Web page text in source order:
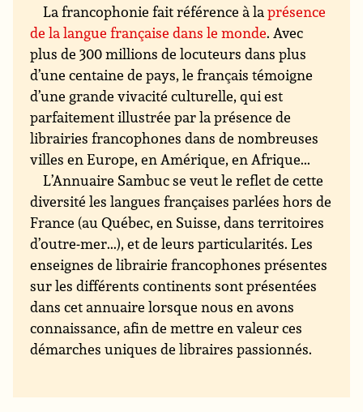
La francophonie fait référence à laprésence
de la langue française dans le monde. Avec
plus de 300 millions de locuteurs dans plus
d’une centaine de pays, le français témoigne
d’une grande vivacité culturelle, qui est
parfaitement illustrée par la présence de
librairies francophones dans de nombreuses
villes en Europe, en Amérique, en Afrique...
L’Annuaire Sambuc se veut le reflet de cette
diversité les langues françaises parlées hors de
France (au Québec, en Suisse, dans territoires
d’outre-mer...), et de leurs particularités. Les
enseignes de librairie francophones présentes
sur les différents continents sont présentées
dans cet annuaire lorsque nous en avons
connaissance, afin de mettre en valeur ces
démarches uniques de libraires passionnés.